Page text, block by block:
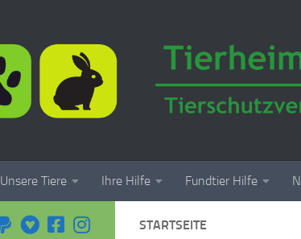
Unsere Tiere Ihre Hilfe Fundtier Hilfe
STARTSEITE